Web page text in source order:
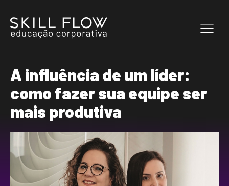
A influência de um líder:
como fazer sua equipe ser
mais produtiva